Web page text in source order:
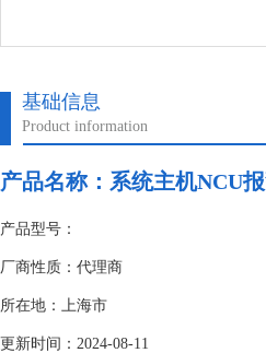
基础信息
Product information
产品名称： 系统主机NCU
产品型号：
厂商性质：代理商
所在地：上海市
更新时间：2024-08-11